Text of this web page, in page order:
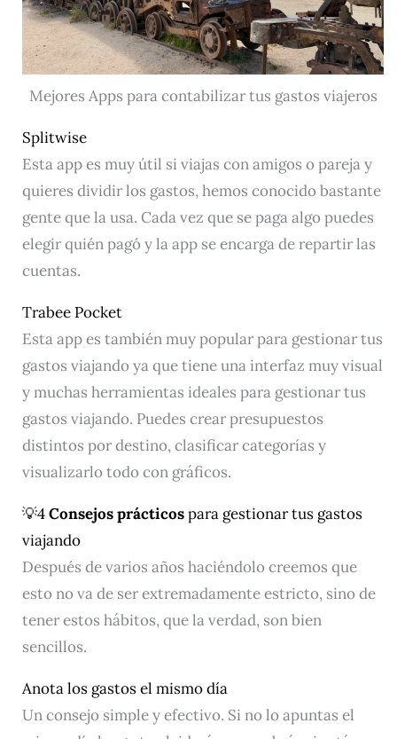
Mejores Apps para contabilizar tus gastos viajeros
Splitwise
Esta app es muy útil si viajas con amigos o pareja y
quieres dividir los gastos, hemos conocido bastante
gente que la usa. Cada vez que se paga algo puedes
elegir quién pagó y la app se encarga de repartir las
cuentas.
Trabee Pocket
Esta app es también muy popular para gestionar tus
gastos viajando ya que tiene una interfaz muy visual
y muchas herramientas ideales para gestionar tus
gastos viajando. Puedes crear presupuestos
distintos por destino, clasificar categorías y
visualizarlo todo con gráficos.
💡4Consejos prácticospara gestionar tus gastos
viajando
Después de varios años haciéndolo creemos que
esto no va de ser extremadamente estricto, sino de
tener estos hábitos, que la verdad, son bien
sencillos.
Anota los gastos el mismo día
Un consejo simple y efectivo. Si no lo apuntas el